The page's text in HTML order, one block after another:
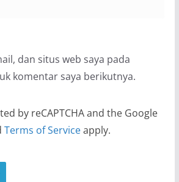
dan situs web saya pada
komentar saya berikutnya.
by reCAPTCHA and the Google
Terms of Serviceapply.